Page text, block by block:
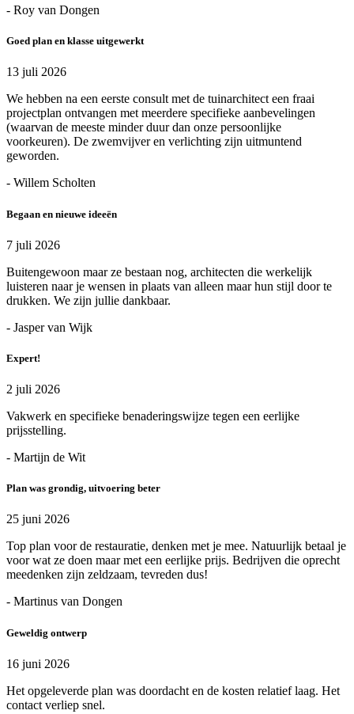
- Roy van Dongen
Goed plan en klasse uitgewerkt
13 juli 2026
We hebben na een eerste consult met de tuinarchitect een fraai
projectplan ontvangen met meerdere specifieke aanbevelingen
(waarvan de meeste minder duur dan onze persoonlijke
voorkeuren). De zwemvijver en verlichting zijn uitmuntend
geworden.
- Willem Scholten
Begaan en nieuwe ideeën
7 juli 2026
Buitengewoon maar ze bestaan nog, architecten die werkelijk
luisteren naar je wensen in plaats van alleen maar hun stijl door te
drukken. We zijn jullie dankbaar.
- Jasper van Wijk
Expert!
2 juli 2026
Vakwerk en specifieke benaderingswijze tegen een eerlijke
prijsstelling.
- Martijn de Wit
Plan was grondig, uitvoering beter
25 juni 2026
Top plan voor de restauratie, denken met je mee. Natuurlijk betaal je
voor wat ze doen maar met een eerlijke prijs. Bedrijven die oprecht
meedenken zijn zeldzaam, tevreden dus!
- Martinus van Dongen
Geweldig ontwerp
16 juni 2026
Het opgeleverde plan was doordacht en de kosten relatief laag. Het
contact verliep snel.